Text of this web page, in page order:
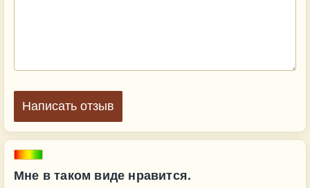
Мне в таком виде нравится.
Написать отзыв